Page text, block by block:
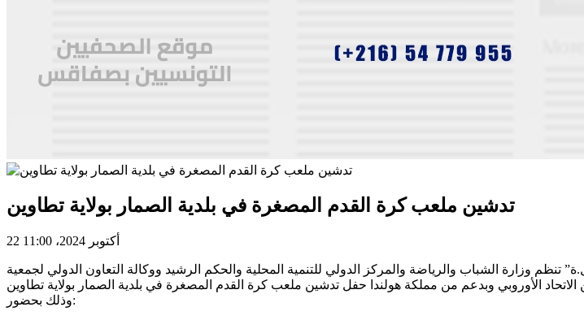
تدشين ملعب كرة القدم المصغرة في بلدية الصمار بولاية تطاوين
22 أكتوبر 2024، 11:00
وزارة الشباب والرياضة والمركز الدولي للتنمية المحلية والحكم الرشيد ووكالة التعاون الدولي لجمعية
وذلك بحضور: